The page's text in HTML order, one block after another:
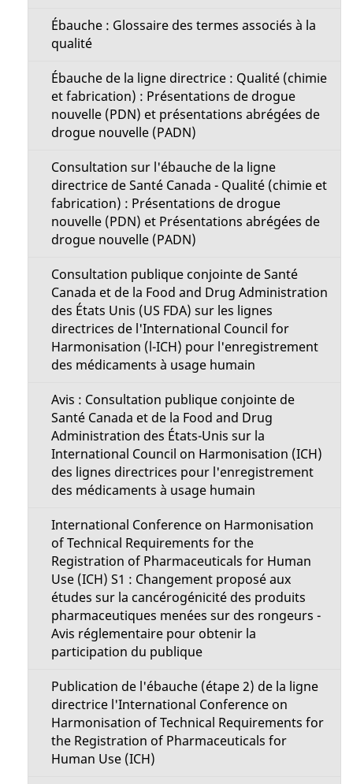
Ébauche : Glossaire des termes associés à la
qualité
Ébauche de la ligne directrice : Qualité (chimie
et fabrication) : Présentations de drogue
nouvelle (PDN) et présentations abrégées de
drogue nouvelle (PADN)
Consultation sur l'ébauche de la ligne
directrice de Santé Canada - Qualité (chimie et
fabrication) : Présentations de drogue
nouvelle (PDN) et Présentations abrégées de
drogue nouvelle (PADN)
Consultation publique conjointe de Santé
Canada et de la Food and Drug Administration
des États Unis (US FDA) sur les lignes
directrices de l'International Council for
Harmonisation (l-ICH) pour l'enregistrement
des médicaments à usage humain
Avis : Consultation publique conjointe de
Santé Canada et de la Food and Drug
Administration des États-Unis sur la
International Council on Harmonisation (ICH)
des lignes directrices pour l'enregistrement
des médicaments à usage humain
International Conference on Harmonisation
of Technical Requirements for the
Registration of Pharmaceuticals for Human
Use (ICH) S1 : Changement proposé aux
études sur la cancérogénicité des produits
pharmaceutiques menées sur des rongeurs -
Avis réglementaire pour obtenir la
participation du publique
Publication de l'ébauche (étape 2) de la ligne
directrice l'International Conference on
Harmonisation of Technical Requirements for
the Registration of Pharmaceuticals for
Human Use (ICH)